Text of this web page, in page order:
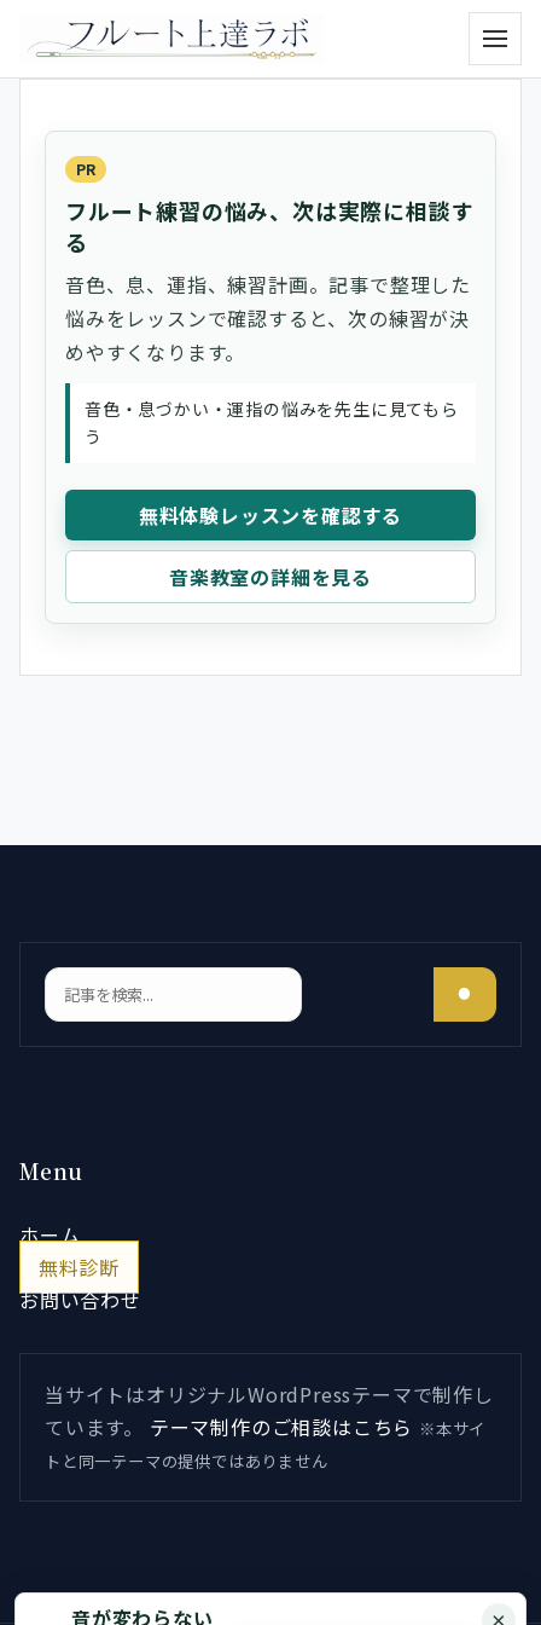
メニ
PR
フルート練習の悩み、次は実際に相談す
る
音色、息、運指、練習計画。記事で整理した
悩みをレッスンで確認すると、次の練習が決
めやすくなります。
音色・息づかい・運指の悩みを先生に見てもら
う
無料体験レッスンを確認する
音楽教室の詳細を見る
検索
Menu
ホーム
無料診断
お問い合わせ
当サイトはオリジナルWordPressテーマで制作し
ています。
テーマ制作のご相談はこちら ※本サイ
トと同一テーマの提供ではありません
音が変わらない